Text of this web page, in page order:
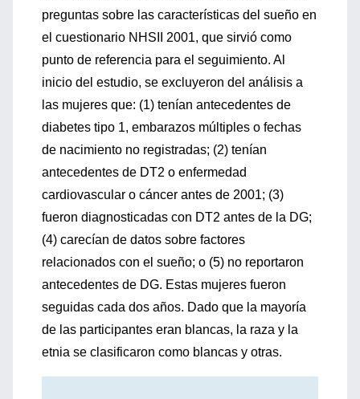
preguntas sobre las características del sueño en
el cuestionario NHSII 2001, que sirvió como
punto de referencia para el seguimiento. Al
inicio del estudio, se excluyeron del análisis a
las mujeres que: (1) tenían antecedentes de
diabetes tipo 1, embarazos múltiples o fechas
de nacimiento no registradas; (2) tenían
antecedentes de DT2 o enfermedad
cardiovascular o cáncer antes de 2001; (3)
fueron diagnosticadas con DT2 antes de la DG;
(4) carecían de datos sobre factores
relacionados con el sueño; o (5) no reportaron
antecedentes de DG. Estas mujeres fueron
seguidas cada dos años. Dado que la mayoría
de las participantes eran blancas, la raza y la
etnia se clasificaron como blancas y otras.